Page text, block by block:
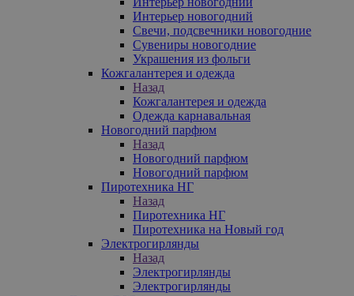
Интерьер новогодний
Свечи, подсвечники новогодние
Сувениры новогодние
Украшения из фольги
Кожгалантерея и одежда
Назад
Кожгалантерея и одежда
Одежда карнавальная
Новогодний парфюм
Назад
Новогодний парфюм
Новогодний парфюм
Пиротехника НГ
Назад
Пиротехника НГ
Пиротехника на Новый год
Электрогирлянды
Назад
Электрогирлянды
Электрогирлянды